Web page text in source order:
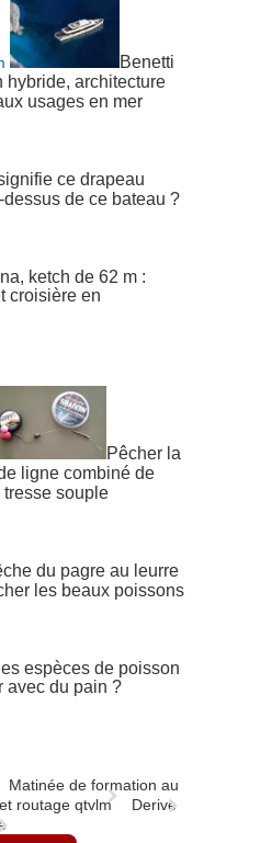
Benetti
hybride, architecture
usages en mer
ce drapeau
de ce bateau ?
ketch de 62 m :
croisière en
Pêcher la
ligne combiné de
souple
du pagre au leurre
les beaux poissons
espèces de poisson
avec du pain ?
Matinée de formation au
routage qtvlm
Derive